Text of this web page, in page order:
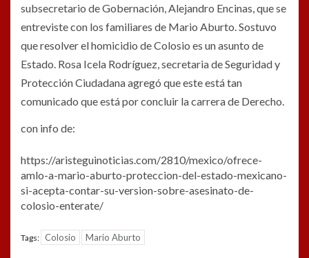
subsecretario de Gobernación, Alejandro Encinas, que se
entreviste con los familiares de Mario Aburto. Sostuvo
que resolver el homicidio de Colosio es un asunto de
Estado. Rosa Icela Rodríguez, secretaria de Seguridad y
Protección Ciudadana agregó que este está tan
comunicado que está por concluir la carrera de Derecho.
con info de:
https://aristeguinoticias.com/2810/mexico/ofrece-
amlo-a-mario-aburto-proteccion-del-estado-mexicano-
si-acepta-contar-su-version-sobre-asesinato-de-
colosio-enterate/
Tags: Colosio Mario Aburto